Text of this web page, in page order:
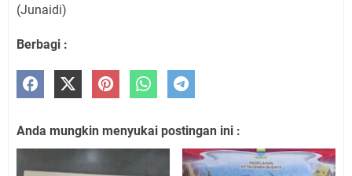
(Junaidi)
Berbagi :
Anda mungkin menyukai postingan ini :